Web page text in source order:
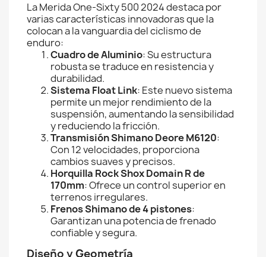
La Merida One-Sixty 500 2024 destaca por
varias características innovadoras que la
colocan a la vanguardia del ciclismo de
enduro:
Cuadro de Aluminio: Su estructura
robusta se traduce en resistencia y
durabilidad.
Sistema Float Link: Este nuevo sistema
permite un mejor rendimiento de la
suspensión, aumentando la sensibilidad
y reduciendo la fricción.
Transmisión Shimano Deore M6120:
Con 12 velocidades, proporciona
cambios suaves y precisos.
Horquilla Rock Shox Domain R de
170mm: Ofrece un control superior en
terrenos irregulares.
Frenos Shimano de 4 pistones:
Garantizan una potencia de frenado
confiable y segura.
Diseño y Geometría